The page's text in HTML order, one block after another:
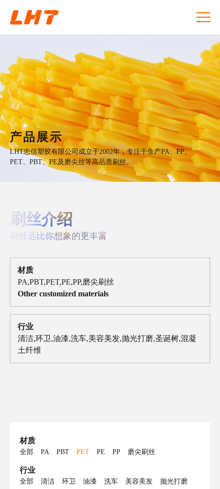
产品展示
LHT忠信塑胶有限公司成立于2002年，专注于生产PA、PP、
PET、PBT、PE及磨尖丝等高品质刷丝。
刷丝介绍
刷丝远比你想象的更丰富
材质
PA,PBT,PET,PE,PP,磨尖刷丝
Other customized materials
行业
清洁,环卫,油漆,洗车,美容美发,抛光打磨,圣诞树,混凝
土纤维
材质
全部 PA PBT PET PE PP 磨尖刷丝
行业
全部 清洁 环卫 油漆 洗车 美容美发
抛光打磨